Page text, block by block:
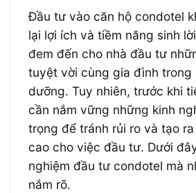
Đầu tư vào căn hộ condotel
lại lợi ích và tiềm năng sinh
đem đến cho nhà đầu tư
tuyệt vời cùng gia đình trong
dưỡng. Tuy nhiên, trước khi
cần nắm vững những kinh
trọng để tránh rủi ro và tạo
cao cho việc đầu tư. Dưới
nghiệm đầu tư condotel mà
nắm rõ.